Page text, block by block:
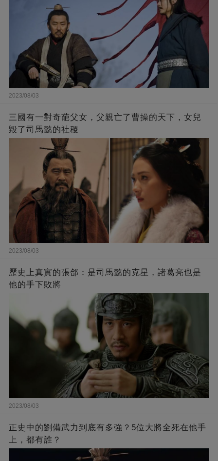
2023/08/03
三國有一對奇葩父女，父親亡了曹操的天下，女兒
毀了司馬懿的社稷
2023/08/03
歷史上真實的張郃：是司馬懿的克星，諸葛亮也是
他的手下敗將
2023/08/03
正史中的劉備武力到底有多強？5位大將全死在他手
上，都有誰？